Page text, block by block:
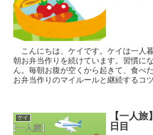
こんにちは、ケイです。ケイは一人
朝お弁当作りを続けています。習慣に
ん。毎朝お腹が空くから起きて、食べ
お弁当作りのマイルールと継続するコ
ケイ
【一人
日目